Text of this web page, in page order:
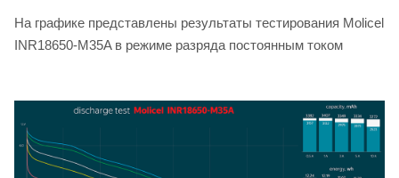
На графике представлены результаты тестирования Molicel
INR18650-M35A в режиме разряда постоянным током